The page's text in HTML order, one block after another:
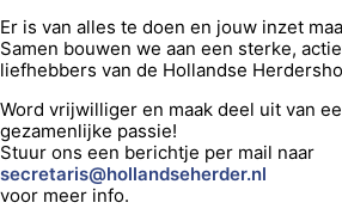
Er is van alles te doen en jouw inzet
Samen bouwen we aan een sterke,
liefhebbers van de Hollandse
Word vrijwilliger en maak deel uit van
gezamenlijke passie!
Stuur ons een berichtje per mail naar
secretaris@hollandseherder.nl
voor meer info.